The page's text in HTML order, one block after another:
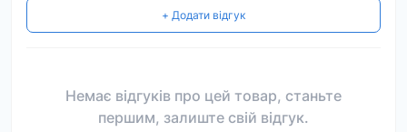
+ Додати відгук
Немає відгуків про цей товар, станьте
першим, залиште свій відгук.